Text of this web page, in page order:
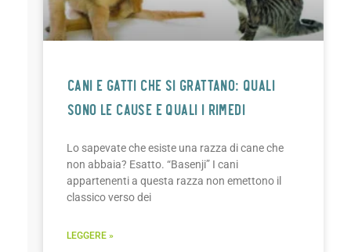
CANI E GATTI CHE SI GRATTANO: QUALI
SONO LE CAUSE E QUALI I RIMEDI
Lo sapevate che esiste una razza di cane che
non abbaia? Esatto. “Basenji” I cani
appartenenti a questa razza non emettono il
classico verso dei
LEGGERE »